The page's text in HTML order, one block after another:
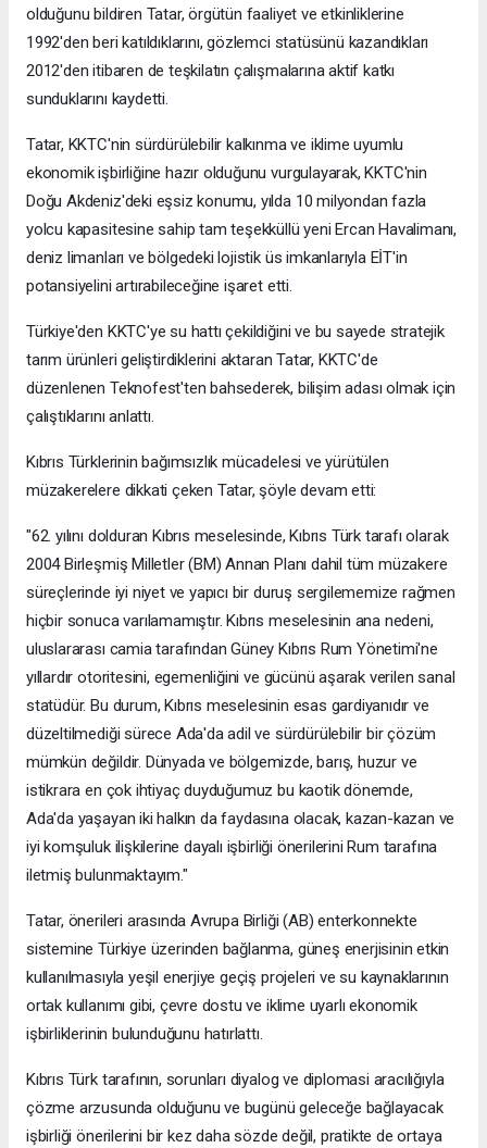
olduğunu bildiren Tatar, örgütün faaliyet ve etkinliklerine
1992'den beri katıldıklarını, gözlemci statüsünü kazandıkları
2012'den itibaren de teşkilatın çalışmalarına aktif katkı
sunduklarını kaydetti.
Tatar, KKTC'nin sürdürülebilir kalkınma ve iklime uyumlu
ekonomik işbirliğine hazır olduğunu vurgulayarak, KKTC'nin
Doğu Akdeniz'deki eşsiz konumu, yılda 10 milyondan fazla
yolcu kapasitesine sahip tam teşekküllü yeni Ercan Havalimanı,
deniz limanları ve bölgedeki lojistik üs imkanlarıyla EİT'in
potansiyelini artırabileceğine işaret etti.
Türkiye'den KKTC'ye su hattı çekildiğini ve bu sayede stratejik
tarım ürünleri geliştirdiklerini aktaran Tatar, KKTC'de
düzenlenen Teknofest'ten bahsederek, bilişim adası olmak için
çalıştıklarını anlattı.
Kıbrıs Türklerinin bağımsızlık mücadelesi ve yürütülen
müzakerelere dikkati çeken Tatar, şöyle devam etti:
"62. yılını dolduran Kıbrıs meselesinde, Kıbrıs Türk tarafı olarak
2004 Birleşmiş Milletler (BM) Annan Planı dahil tüm müzakere
süreçlerinde iyi niyet ve yapıcı bir duruş sergilememize rağmen
hiçbir sonuca varılamamıştır. Kıbrıs meselesinin ana nedeni,
uluslararası camia tarafından Güney Kıbrıs Rum Yönetimi'ne
yıllardır otoritesini, egemenliğini ve gücünü aşarak verilen sanal
statüdür. Bu durum, Kıbrıs meselesinin esas gardiyanıdır ve
düzeltilmediği sürece Ada'da adil ve sürdürülebilir bir çözüm
mümkün değildir. Dünyada ve bölgemizde, barış, huzur ve
istikrara en çok ihtiyaç duyduğumuz bu kaotik dönemde,
Ada'da yaşayan iki halkın da faydasına olacak, kazan-kazan ve
iyi komşuluk ilişkilerine dayalı işbirliği önerilerini Rum tarafına
iletmiş bulunmaktayım."
Tatar, önerileri arasında Avrupa Birliği (AB) enterkonnekte
sistemine Türkiye üzerinden bağlanma, güneş enerjisinin etkin
kullanılmasıyla yeşil enerjiye geçiş projeleri ve su kaynaklarının
ortak kullanımı gibi, çevre dostu ve iklime uyarlı ekonomik
işbirliklerinin bulunduğunu hatırlattı.
Kıbrıs Türk tarafının, sorunları diyalog ve diplomasi aracılığıyla
çözme arzusunda olduğunu ve bugünü geleceğe bağlayacak
işbirliği önerilerini bir kez daha sözde değil, pratikte de ortaya